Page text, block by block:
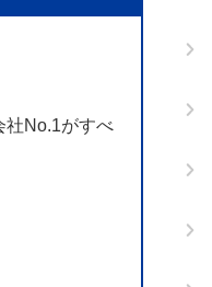
社No.1がすべ